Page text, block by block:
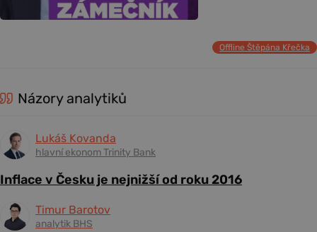
Offline Štěpána Křečka
Názory analytiků
Lukáš Kovanda
hlavní ekonom Trinity Bank
Inflace v Česku je nejnižší od roku 2016
Timur Barotov
analytik BHS